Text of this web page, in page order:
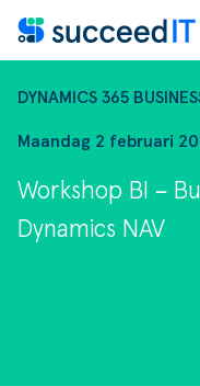
Wat
Wat
DYNAMICS 365
Maandag 2 februari
Workshop BI –
Dynamics NAV